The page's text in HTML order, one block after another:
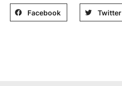
Facebook Twitter